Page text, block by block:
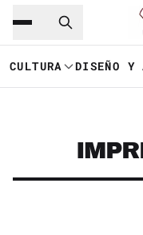
Saltar al
CULTURA DISEÑO Y